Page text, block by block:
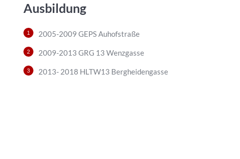
Ausbildung
2005-2009 GEPS Auhofstraße
2009-2013 GRG 13 Wenzgasse
2013- 2018 HLTW13 Bergheidengasse